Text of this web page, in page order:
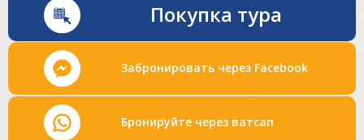
Покупка тура
Забронировать через Facebook
Бронируйте через ватсап